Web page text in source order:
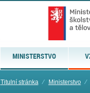
MINISTERSTVO
Titulní stránka ⁄ Ministerstvo ⁄